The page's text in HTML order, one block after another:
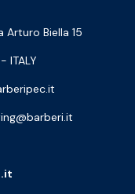
Arturo Biella 15
ITALY